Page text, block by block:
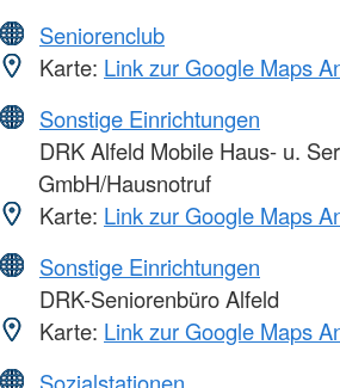
Seniorenclub
Karte: Link zur Google Maps
Sonstige Einrichtungen
DRK Alfeld Mobile Haus- u.
GmbH/Hausnotruf
Karte: Link zur Google Maps
Sonstige Einrichtungen
DRK-Seniorenbüro Alfeld
Karte: Link zur Google Maps
Sozialstationen